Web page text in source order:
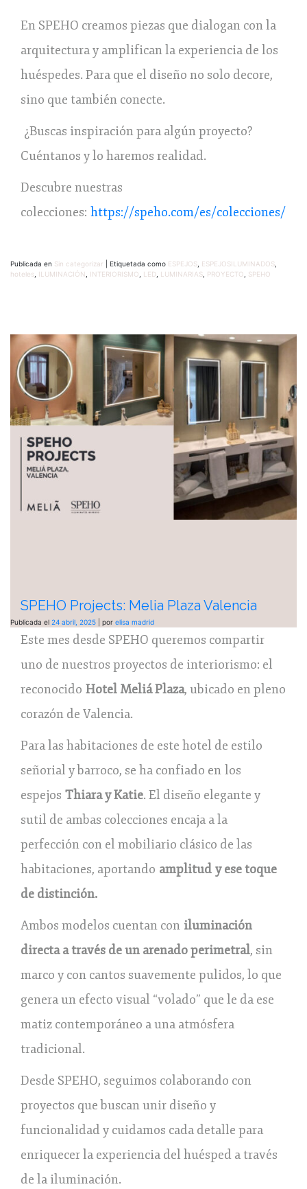
En SPEHO creamos piezas que dialogan con la
arquitectura y amplifican la experiencia de los
huéspedes. Para que el diseño no solo decore,
sino que también conecte.
¿Buscas inspiración para algún proyecto?
Cuéntanos y lo haremos realidad.
Descubre nuestras
colecciones: https://speho.com/es/colecciones/
Publicada en Sin categorizar Etiquetada como ESPEJOS ESPEJOSILUMINADOS
hoteles ILUMINACIÓN INTERIORISMO LED LUMINARIAS PROYECTO SPEHO
SPEHO Projects: Melia Plaza Valencia
Publicada el 24 abril, 2025 por elisa madrid
Este mes desde SPEHO queremos compartir
uno de nuestros proyectos de interiorismo: el
reconocido Hotel Meliá Plaza, ubicado en pleno
corazón de Valencia.
Para las habitaciones de este hotel de estilo
señorial y barroco, se ha confiado en los
espejos Thiara y Katie. El diseño elegante y
sutil de ambas colecciones encaja a la
perfección con el mobiliario clásico de las
habitaciones, aportando amplitud y ese toque
de distinción.
Ambos modelos cuentan con iluminación
directa a través de un arenado perimetral, sin
marco y con cantos suavemente pulidos, lo que
genera un efecto visual “volado” que le da ese
matiz contemporáneo a una atmósfera
tradicional.
Desde SPEHO, seguimos colaborando con
proyectos que buscan unir diseño y
funcionalidad y cuidamos cada detalle para
enriquecer la experiencia del huésped a través
de la iluminación.